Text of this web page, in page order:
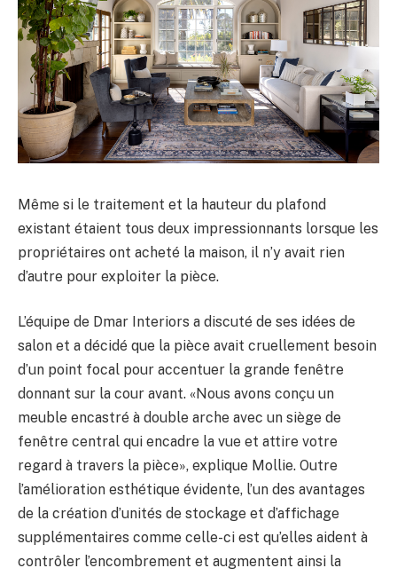
Même si le traitement et la hauteur du plafond
existant étaient tous deux impressionnants lorsque les
propriétaires ont acheté la maison, il n’y avait rien
d’autre pour exploiter la pièce.
L’équipe de Dmar Interiors a discuté de ses idées de
salon et a décidé que la pièce avait cruellement besoin
d’un point focal pour accentuer la grande fenêtre
donnant sur la cour avant. «Nous avons conçu un
meuble encastré à double arche avec un siège de
fenêtre central qui encadre la vue et attire votre
regard à travers la pièce», explique Mollie. Outre
l’amélioration esthétique évidente, l’un des avantages
de la création d’unités de stockage et d’affichage
supplémentaires comme celle-ci est qu’elles aident à
contrôler l’encombrement et augmentent ainsi la